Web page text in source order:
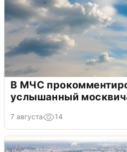
В МЧС
услышанный
7 августа 14